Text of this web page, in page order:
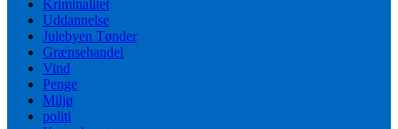
Kriminalitet
Uddannelse
Julebyen Tønder
Grænsehandel
Vind
Penge
Miljø
politi